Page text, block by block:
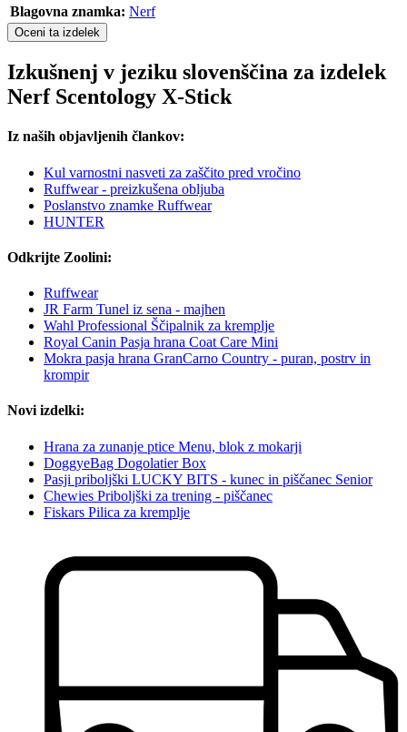
Blagovna znamka: Nerf
Oceni ta izdelek
Izkušnenj v jeziku slovenščina za izdelek
Nerf Scentology X-Stick
Iz naših objavljenih člankov:
Kul varnostni nasveti za zaščito pred vročino
Ruffwear - preizkušena obljuba
Poslanstvo znamke Ruffwear
HUNTER
Odkrijte Zoolini:
Ruffwear
JR Farm Tunel iz sena - majhen
Wahl Professional Ščipalnik za kremplje
Royal Canin Pasja hrana Coat Care Mini
Mokra pasja hrana GranCarno Country - puran, postrv in
krompir
Novi izdelki:
Hrana za zunanje ptice Menu, blok z mokarji
DoggyeBag Dogolatier Box
Pasji priboljški LUCKY BITS - kunec in piščanec Senior
Chewies Priboljški za trening - piščanec
Fiskars Pilica za kremplje